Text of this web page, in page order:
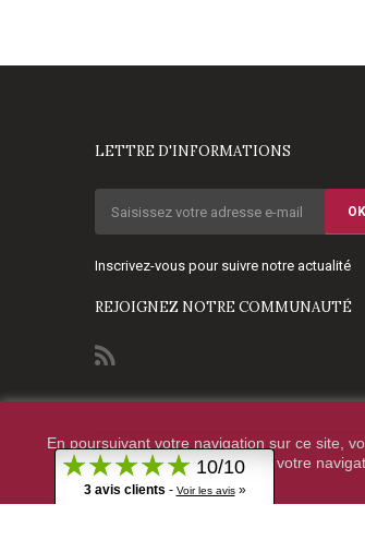
LETTRE D'INFORMATIONS
OK
Inscrivez-vous pour suivre notre actualité
REJOIGNEZ NOTRE COMMUNAUTÉ
En poursuivant votre navigation sur ce site,
votre
© 2020 - HighTechDiffusion.